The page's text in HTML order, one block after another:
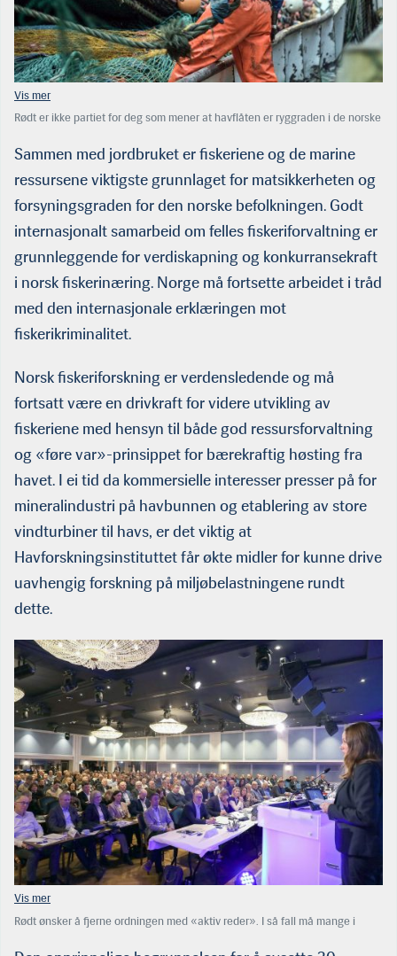
Rødt er ikke partiet for deg som mener at havflåten er ryggraden i de norske
deg som ønsker å beholde en lønnsom trålerflåte. (Foto: Hermes)
Sammen med jordbruket er fiskeriene og de marine
ressursene viktigste grunnlaget for matsikkerheten og
forsyningsgraden for den norske befolkningen. Godt
internasjonalt samarbeid om felles fiskeriforvaltning er
grunnleggende for verdiskapning og konkurransekraft
i norsk fiskerinæring. Norge må fortsette arbeidet i tråd
med den internasjonale erklæringen mot
fiskerikriminalitet.
Norsk fiskeriforskning er verdensledende og må
fortsatt være en drivkraft for videre utvikling av
fiskeriene med hensyn til både god ressursforvaltning
og «føre var»-prinsippet for bærekraftig høsting fra
havet. I ei tid da kommersielle interesser presser på for
mineralindustri på havbunnen og etablering av store
vindturbiner til havs, er det viktig at
Havforskningsinstituttet får økte midler for kunne drive
uavhengig forskning på miljøbelastningene rundt
dette.
Rødt ønsker å fjerne ordningen med «aktiv reder». I så fall må mange i